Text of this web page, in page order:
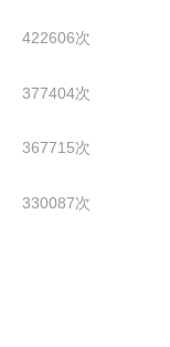
422606次
377404次
367715次
330087次